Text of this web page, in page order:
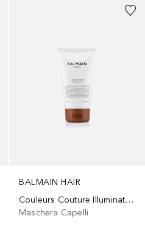
BALMAIN HAIR
Couleurs Couture Illuminating Warm Brown Mask
Maschera Capelli